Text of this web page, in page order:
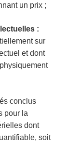
un prix ;
:
sur
et dont
conclus
pour la
dont
soit